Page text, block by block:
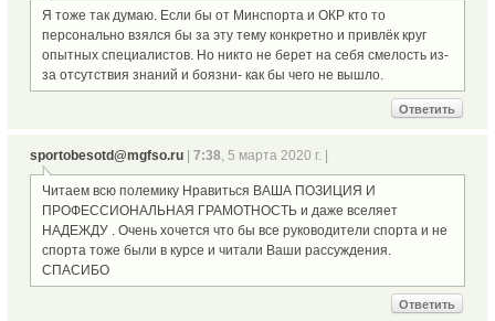
Я тоже так думаю. Если бы от Минспорта и ОКР кто то
персонально взялся бы за эту тему конкретно и привлёк круг
опытных специалистов. Но никто не берет на себя смелость из-
за отсутствия знаний и боязни- как бы чего не вышло.
Ответить
sportobesotd@mgfso.ru | 7:38 , 5 марта 2020 г. |
Читаем всю полемику Нравиться ВАША ПОЗИЦИЯ И
ПРОФЕССИОНАЛЬНАЯ ГРАМОТНОСТЬ и даже вселяет
НАДЕЖДУ . Очень хочется что бы все руководители спорта и не
спорта тоже были в курсе и читали Ваши рассуждения.
СПАСИБО
Ответить